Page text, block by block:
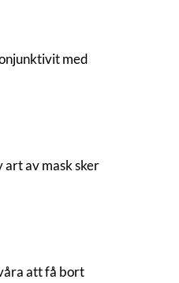
med
art av mask sker
att få bort